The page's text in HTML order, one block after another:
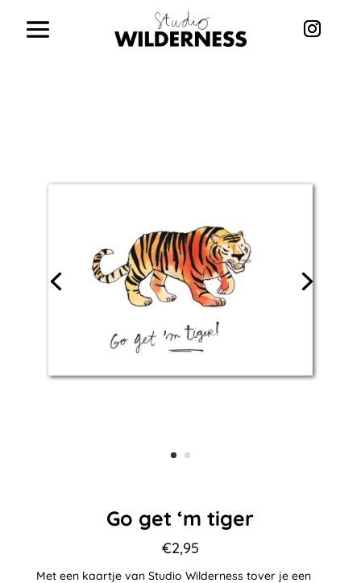
Go get ‘m tiger
€2,95
Met een kaartje van Studio Wilderness tover je een